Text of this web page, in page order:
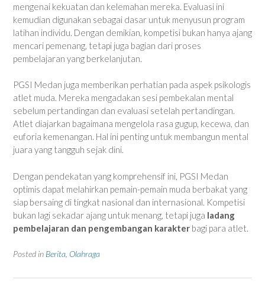
mengenai kekuatan dan kelemahan mereka. Evaluasi ini
kemudian digunakan sebagai dasar untuk menyusun program
latihan individu. Dengan demikian, kompetisi bukan hanya ajang
mencari pemenang, tetapi juga bagian dari proses
pembelajaran yang berkelanjutan.
PGSI Medan juga memberikan perhatian pada aspek psikologis
atlet muda. Mereka mengadakan sesi pembekalan mental
sebelum pertandingan dan evaluasi setelah pertandingan.
Atlet diajarkan bagaimana mengelola rasa gugup, kecewa, dan
euforia kemenangan. Hal ini penting untuk membangun mental
juara yang tangguh sejak dini.
Dengan pendekatan yang komprehensif ini, PGSI Medan
optimis dapat melahirkan pemain-pemain muda berbakat yang
siap bersaing di tingkat nasional dan internasional. Kompetisi
bukan lagi sekadar ajang untuk menang, tetapi juga ladang
pembelajaran dan pengembangan karakter bagi para atlet.
Posted in Berita Olahraga